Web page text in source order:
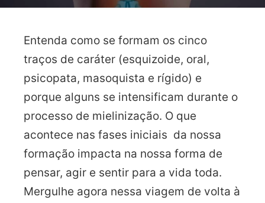
Entenda como se formam os cinco
traços de caráter (esquizoide, oral,
psicopata, masoquista e rígido) e
porque alguns se intensificam durante o
processo de mielinização. O que
acontece nas fases iniciais da nossa
formação impacta na nossa forma de
pensar, agir e sentir para a vida toda.
Mergulhe agora nessa viagem de volta à